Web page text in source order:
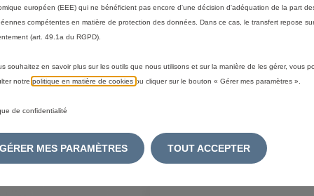
AVANT
13/08
-
au panier
Code 1667848280
HOUSSE - DE
Livraison :13/08
Price
is
117,05
€
Quantity
updated
to:
1
Ajouter au panier
européen (EEE) qui ne bénéficient pas encore d'une décision d'adéquation de la part
compétentes en matière de protection des données. Dans ce cas, le transfert repose
(art. 49.1a du RGPD).
souhaitez en savoir plus sur les outils que nous utilisons et sur la manière de les gérer, vous
notre politique en matière de cookies ou cliquer sur le bouton « Gérer mes paramètres ».
de confidentialité
GÉRER MES PARAMÈTRES TOUT ACCEPTER